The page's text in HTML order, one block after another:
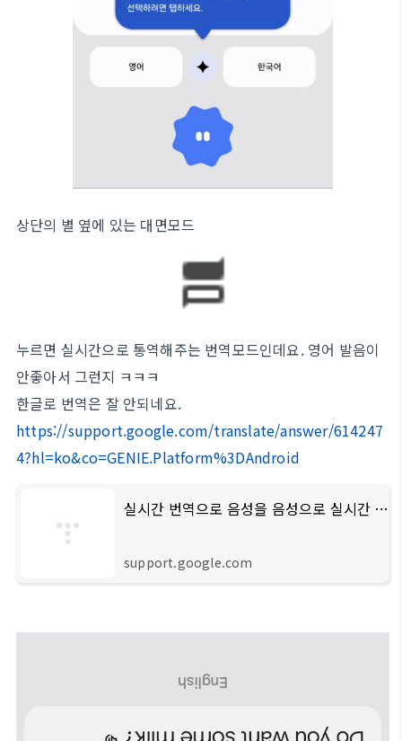
상단의 별 옆에 있는 대면모드
누르면 실시간으로 통역해주는 번역모드인데요. 영어 발음이
안좋아서 그런지 ㅋㅋㅋ
한글로 번역은 잘 안되네요.
https://support.google.com/translate/answer/614247
4?hl=ko&co=GENIE.Platform%3DAndroid
실시간 번역으로 음성을 음성으로 실시간 번역하기 - Android - Google Translate 고객센터
support.google.com